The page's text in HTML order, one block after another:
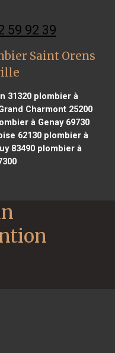
59 92 39
Saint Orens
31320plombier à
Charmont 25200
à Genay 69730
62130 plombier à
83490plombier à